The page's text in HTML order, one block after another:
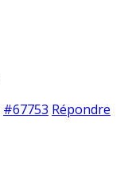
#67753 Répondre